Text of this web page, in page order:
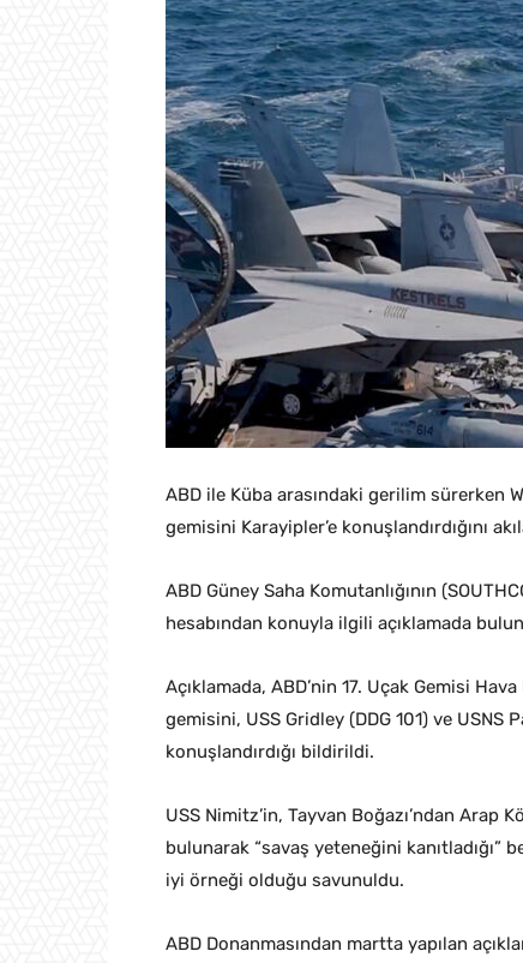
ABD ile Küba arasındaki gerilim sürerken
gemisini Karayipler’e konuşlandırdığını
ABD Güney Saha Komutanlığının
hesabından konuyla ilgili açıklamada
Açıklamada, ABD’nin 17. Uçak Gemisi
gemisini, USS Gridley (DDG 101) ve USNS
konuşlandırdığı bildirildi.
USS Nimitz’in, Tayvan Boğazı’ndan Arap
bulunarak “savaş yeteneğini kanıtladığı”
iyi örneği olduğu savunuldu.
ABD Donanmasından martta yapılan